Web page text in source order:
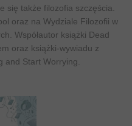
się także filozofia szczęścia.
oraz na Wydziale Filozofii w
Współautor książki Dead
oraz książki-wywiadu z
and Start Worrying.